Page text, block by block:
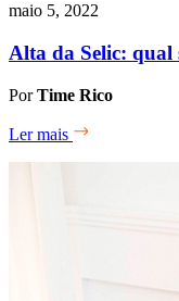
maio 5, 2022
Alta da Selic: qual
PorTime Rico
Ler mais